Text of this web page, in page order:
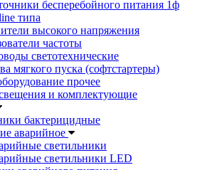
бесперебойного питания 1ф
типа
высокого напряжения
частоты
светотехнические
мягкого пуска (софтстартеры)
прочее
и комплектующие
бактерицидные
аварийное
светильники
светильники LED